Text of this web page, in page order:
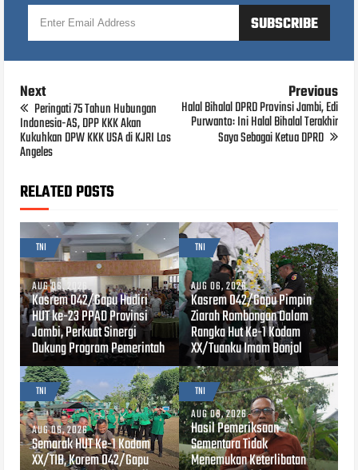
Next
Peringati 75 Tahun Hubungan
Indonesia-AS, DPP KKK Akan
Kukuhkan DPW KKK USA di KJRI Los
Angeles
Previous
Halal Bihalal DPRD Provinsi Jambi, Edi
Purwanto: Ini Halal Bihalal Terakhir
Saya Sebagai Ketua DPRD
RELATED POSTS
TNI
AUG 06, 2026
Kasrem 042/Gapu Hadiri
HUT ke-23 PPAD Provinsi
Jambi, Perkuat Sinergi
Dukung Program Pemerintah
TNI
AUG 06, 2026
Kasrem 042/Gapu Pimpin
Ziarah Rombongan Dalam
Rangka Hut Ke-1 Kodam
XX/Tuanku Imam Bonjol
TNI
AUG 06, 2026
Semarak HUT Ke-1 Kodam
XX/TIB, Korem 042/Gapu
TNI
AUG 06, 2026
Hasil Pemeriksaan
Sementara Tidak
Menemukan Keterlibatan